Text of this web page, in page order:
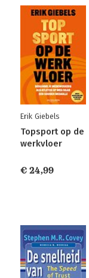
Erik Giebels
Topsport op de
werkvloer
€ 24,99